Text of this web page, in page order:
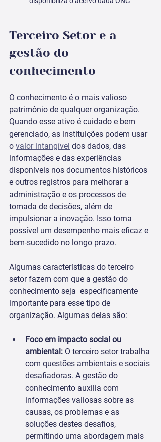
Terceiro Setor e a
gestão do
conhecimento
O conhecimento é o mais valioso
patrimônio de qualquer organização.
Quando esse ativo é cuidado e bem
gerenciado, as instituições podem usar
o valor intangível dos dados, das
informações e das experiências
disponíveis nos documentos históricos
e outros registros para melhorar a
administração e os processos de
tomada de decisões, além de
impulsionar a inovação. Isso torna
possível um desempenho mais eficaz e
bem-sucedido no longo prazo.
Algumas características do terceiro
setor fazem com que a gestão do
conhecimento seja  especificamente
importante para esse tipo de
organização. Algumas delas são:
Foco em impacto social ou
ambiental: O terceiro setor trabalha
com questões ambientais e sociais
desafiadoras. A gestão do
conhecimento auxilia com
informações valiosas sobre as
causas, os problemas e as
soluções destes desafios,
permitindo uma abordagem mais